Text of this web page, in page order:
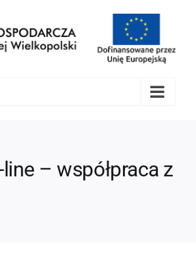
– współpraca z